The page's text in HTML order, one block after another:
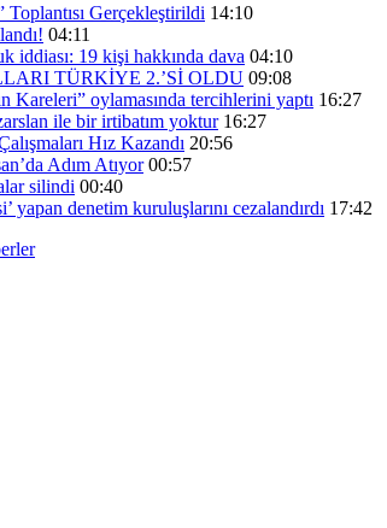
Toplantısı Gerçekleştirildi 14:10
04:11
iddiası: 19 kişi hakkında dava 04:10
TÜRKİYE 2.’Sİ OLDU 09:08
Kareleri” oylamasında tercihlerini yaptı 16:27
ile bir irtibatım yoktur 16:27
Hız Kazandı 20:56
Adım Atıyor 00:57
silindi 00:40
yapan denetim kuruluşlarını cezalandırdı 17:42